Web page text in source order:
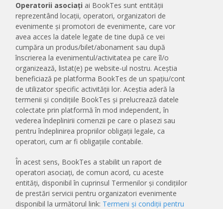
Operatorii asociați ai BookTes sunt entității
reprezentând locații, operatori, organizatori de
evenimente și promotori de evenimente, care vor
avea acces la datele legate de tine după ce vei
cumpăra un produs/bilet/abonament sau după
înscrierea la evenimentul/activitatea pe care îl/o
organizează, listat(e) pe website-ul nostru. Aceștia
beneficiază pe platforma BookTes de un spațiu/cont
de utilizator specific activității lor. Aceștia aderă la
termenii și condițiile BookTes și prelucrează datele
colectate prin platformă în mod independent, în
vederea îndeplinirii comenzii pe care o plasezi sau
pentru îndeplinirea propriilor obligații legale, ca
operatori, cum ar fi obligațiile contabile.
În acest sens, BookTes a stabilit un raport de
operatori asociați, de comun acord, cu aceste
entități, disponibil în cuprinsul Termenilor și condițiilor
de prestări servicii pentru organizatori evenimente
disponibil la următorul link: Termeni și condiții pentru